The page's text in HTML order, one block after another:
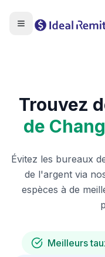
Trouvez
de
Évitez les bureaux
de l'argent via
espèces à de
Meilleurs